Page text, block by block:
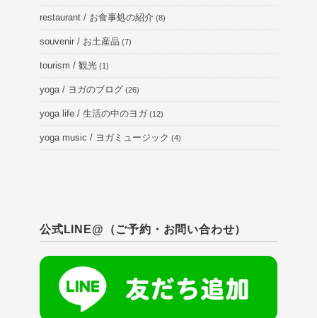
restaurant / お食事処の紹介 (8)
souvenir / お土産品 (7)
tourism / 観光 (1)
yoga / ヨガのブログ (26)
yoga life / 生活の中のヨガ (12)
yoga music / ヨガミュージック (4)
公式LINE@（ご予約・お問い合わせ）